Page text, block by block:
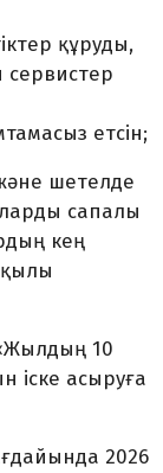
құруды,
етсін;
шетелде
сапалы
кең
10
іске асыруға
2026